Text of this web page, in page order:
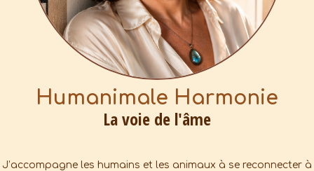
Humanimale Harmonie
La voie de l'âme
J’accompagne les humains et les animaux à se reconnecter à